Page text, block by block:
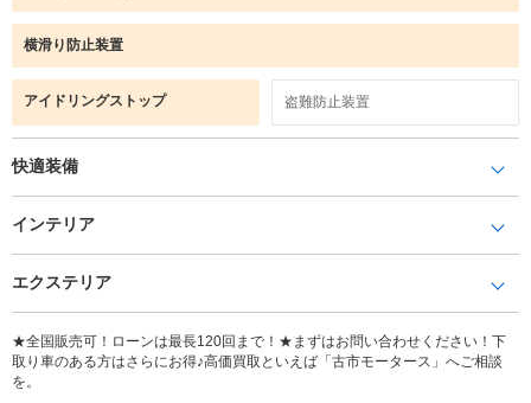
横滑り防止装置
アイドリングストップ 盗難防止装置
快適装備
インテリア
エクステリア
★全国販売可！ローンは最長120回まで！★まずはお問い合わせください！下
取り車のある方はさらにお得♪高価買取といえば「古市モータース」へご相談
を。